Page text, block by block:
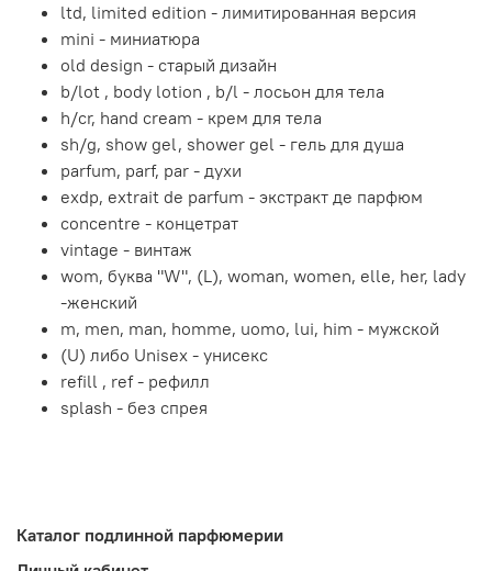
ltd, limited edition - лимитированная версия
mini - миниатюра
old design - старый дизайн
b/lot , body lotion , b/l - лосьон для тела
h/cr, hand cream - крем для тела
sh/g, show gel, shower gel - гель для душа
parfum, parf, par - духи
exdp, extrait de parfum - экстракт де парфюм
concentre - концетрат
vintage - винтаж
wom, буква "W", (L), woman, women, elle, her, lady
-женский
m, men, man, homme, uomo, lui, him - мужской
(U) либо Unisex - унисекс
refill , ref - рефилл
splash - без спрея
Каталог подлинной парфюмерии